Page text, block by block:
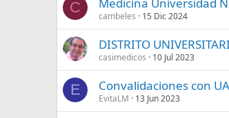
C
cambeles 15 Dic 2024
DISTRITO
casimedicos 10 Jul 2023
E Convalidaciones con
EvitaLM 13 Jun 2023